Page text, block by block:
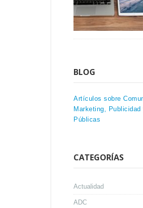
BLOG
Artículos sobre
Marketing,
Públicas
CATEGORÍAS
Actualidad
ADC